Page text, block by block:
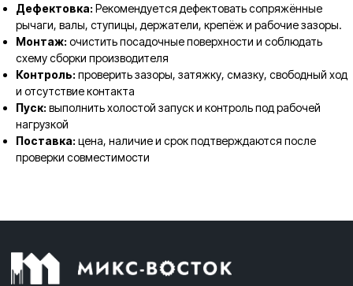
Дефектовка: Рекомендуется дефектовать сопряжённые
рычаги, валы, ступицы, держатели, крепёж и рабочие зазоры.
Монтаж: очистить посадочные поверхности и соблюдать
схему сборки производителя
Контроль: проверить зазоры, затяжку, смазку, свободный ход
и отсутствие контакта
Пуск: выполнить холостой запуск и контроль под рабочей
нагрузкой
Поставка: цена, наличие и срок подтверждаются после
проверки совместимости